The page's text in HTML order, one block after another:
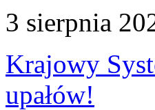
3 sierpnia
Krajowy
upałów!